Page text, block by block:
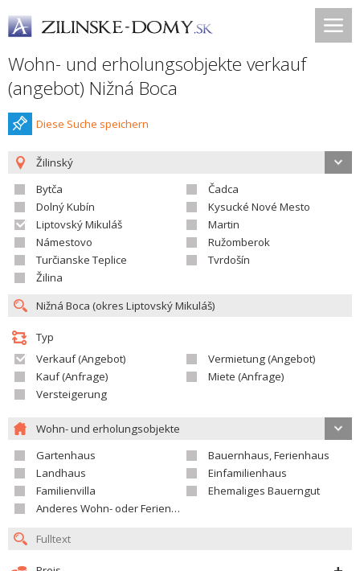
Wohn- und erholungsobjekte verkauf
(angebot) Nižná Boca
Diese Suche speichern
Žilinský
Bytča
Čadca
Dolný Kubín
Kysucké Nové Mesto
Liptovský Mikuláš
Martin
Námestovo
Ružomberok
Turčianske Teplice
Tvrdošín
Žilina
Typ
Verkauf (Angebot)
Vermietung (Angebot)
Kauf (Anfrage)
Miete (Anfrage)
Versteigerung
Wohn- und erholungsobjekte
Gartenhaus
Bauernhaus, Ferienhaus
Landhaus
Einfamilienhaus
Familienvilla
Ehemaliges Bauerngut
Anderes Wohn- oder Ferienobjekt